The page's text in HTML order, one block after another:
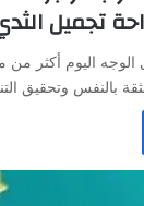
تجميل
اليوم أكثر من
بالنفس وتحقيق